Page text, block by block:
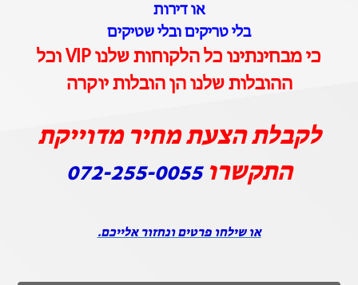
או דירות
בלי טריקים ובלי שטיקים
כי מבחינתינו כל הלקוחות שלנו VIP וכל
ההובלות שלנו הן הובלות יוקרה
לקבלת הצעת מחיר מדוייקת
התקשרו072-255-0055
או שילחו פרטים ונחזור אלייכם.